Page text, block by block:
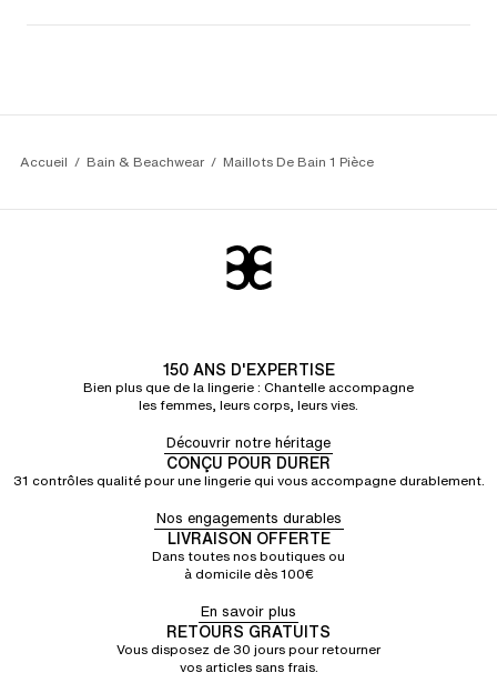
Accueil Bain & Beachwear Maillots De Bain 1 Pièce
150 ANS D'EXPERTISE
Bien plus que de la lingerie : Chantelle accompagne
les femmes, leurs corps, leurs vies.
Découvrir notre héritage
CONÇU POUR DURER
31 contrôles qualité pour une lingerie qui vous accompagne durablement.
Nos engagements durables
LIVRAISON OFFERTE
Dans toutes nos boutiques ou
à domicile dès 100€
En savoir plus
RETOURS GRATUITS
Vous disposez de 30 jours pour retourner
vos articles sans frais.